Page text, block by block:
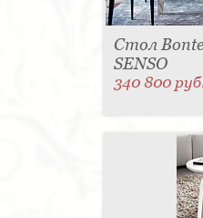
Стол
SENSO
340 800